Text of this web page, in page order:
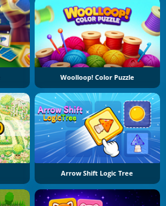
Woolloop! Color Puzzle
Arrow Shift Logic Tree